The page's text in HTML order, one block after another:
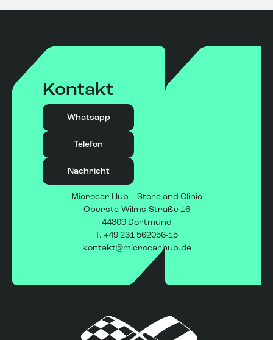
Angebot speziell für Leichtkraftfahrzeuge. Der
Store ist auf den Verkauf von Ligier-Fahrzeugen
spezialisiert und bietet eine große Auswahl an neuen und
gebrauchten Modellen. In der
Microcar Clinic
autorisierten Vertragswerkstatt von Ligier, erhalten
Kunden professionelle Wartung, Reparaturen und
Inspektionen. Der Microcar Hub steht für umfassenden
Service rund um Ligier-Leichtfahrzeuge – von der Beratung
über den Kauf bis hin zur langfristigen Betreuung.
unverbindlichen Beschreibung und stellen kein rechtlich
bindendes Angebot im Sinne des § 145 BGB dar. Alle
Fahrzeugdaten und Ausstattungsmerkmale sind vom
Käufer vor Ort zu prüfen.
Kontakt
Whatsapp
Telefon
Nachricht
Microcar Hub – Store and Clinic
Oberste-Wilms-Straße 16
44309 Dortmund
T. +49 231 562056-15
kontakt@microcarhub.de